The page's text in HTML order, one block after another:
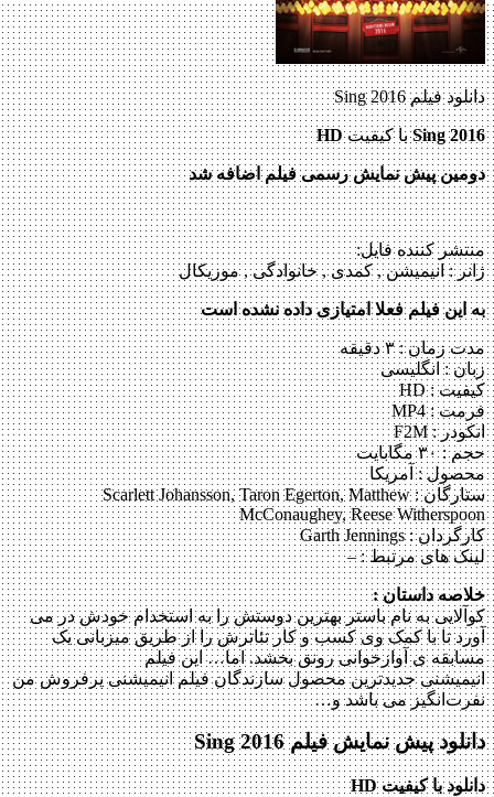
دانلود فیلم Sing 2016
Sing 2016با کیفیتHD
دومین پیش نمایش رسمی فیلم اضافه شد
منتشر کننده فایل:
ژانر : انیمیشن , کمدی , خانوادگی , موزیکال
به این فیلم فعلا امتیازی داده نشده است
مدت زمان : ۳ دقیقه
زبان : انگلیسی
کیفیت : HD
فرمت : MP4
انکودر : F2M
حجم : ۳۰ مگابایت
محصول : آمریکا
ستارگان :Scarlett Johansson, Taron Egerton, Matthew
McConaughey, Reese Witherspoon
کارگردان :Garth Jennings
لینک های مرتبط : –
خلاصه داستان :
کوآلایی به نام باستر بهترین دوستش را به استخدام خودش در می
آورد تا با کمک وی کسب و کار تئاترش را از طریق میزبانی یک
مسابقه ی آوازخوانی رونق بخشد. اما… این فیلم
انیمیشنی جدیدترین محصول سازندگان فیلم انیمیشنی پرفروش من
نفرت‌انگیز می باشد و…
دانلود پیش نمایش فیلم Sing 2016
دانلود با کیفیت HD